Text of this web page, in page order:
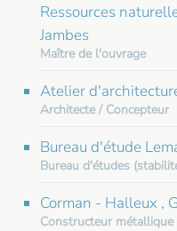
Ressources
Jambes
Maître de l'ouvrage
Atelier
Architecte / Concepteur
Bureau d'étude
Bureau d'études
Corman - Halleux ,
Constructeur métallique